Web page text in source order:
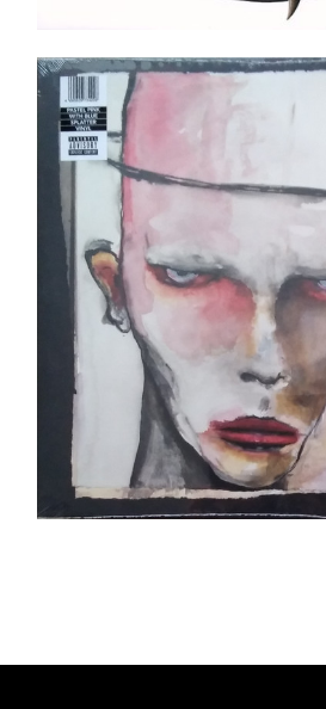
Marilyn Manson – One
LP _ NEUF/NEW
Ajouter au panier